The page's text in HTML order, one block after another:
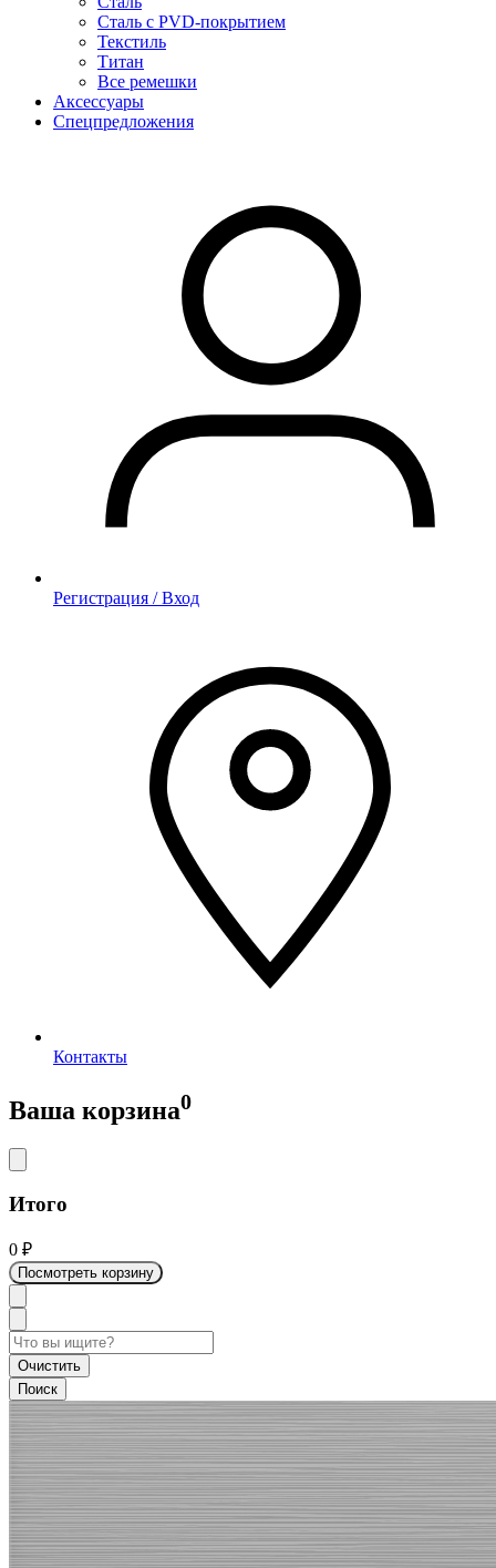
Сталь с PVD-покрытием
Текстиль
Титан
Все ремешки
Аксессуары
Спецпредложения
Регистрация / Вход
Контакты
Ваша корзина0
Итого
0 ₽
Посмотреть корзину
Очистить
Поиск